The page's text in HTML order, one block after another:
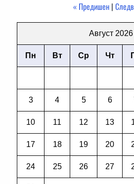
« Предишен |
Август 2026
Пн Вт Ср Чт
3 4 5 6
10 11 12 13
17 18 19 20
24 25 26 27